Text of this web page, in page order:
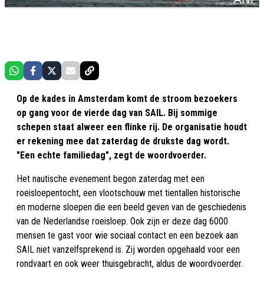
Op de kades in Amsterdam komt de stroom bezoekers
op gang voor de vierde dag van SAIL. Bij sommige
schepen staat alweer een flinke rij. De organisatie houdt
er rekening mee dat zaterdag de drukste dag wordt.
"Een echte familiedag", zegt de woordvoerder.
Het nautische evenement begon zaterdag met een
roeisloepentocht, een vlootschouw met tientallen historische
en moderne sloepen die een beeld geven van de geschiedenis
van de Nederlandse roeisloep. Ook zijn er deze dag 6000
mensen te gast voor wie sociaal contact en een bezoek aan
SAIL niet vanzelfsprekend is. Zij worden opgehaald voor een
rondvaart en ook weer thuisgebracht, aldus de woordvoerder.